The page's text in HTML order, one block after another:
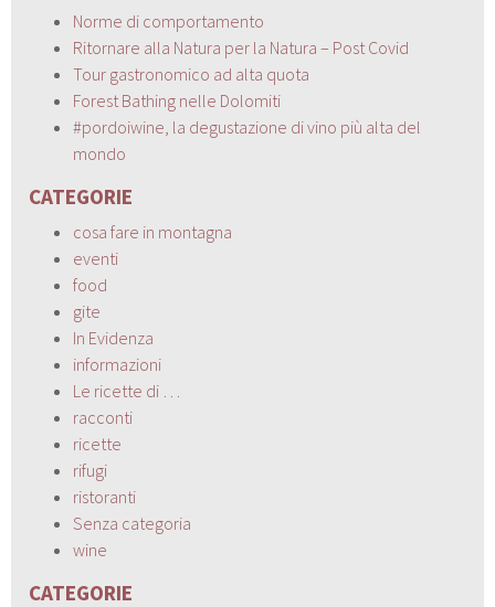
Norme di comportamento
Ritornare alla Natura per la Natura – Post Covid
Tour gastronomico ad alta quota
Forest Bathing nelle Dolomiti
#pordoiwine, la degustazione di vino più alta del
mondo
CATEGORIE
cosa fare in montagna
eventi
food
gite
In Evidenza
informazioni
Le ricette di …
racconti
ricette
rifugi
ristoranti
Senza categoria
wine
CATEGORIE